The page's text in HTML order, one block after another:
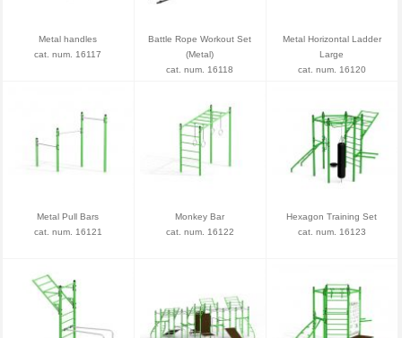
Metal handles
cat. num. 16117
Battle Rope Workout Set
(Metal)
cat. num. 16118
Metal Horizontal Ladder
Large
cat. num. 16120
Metal Pull Bars
cat. num. 16121
Monkey Bar
cat. num. 16122
Hexagon Training Set
cat. num. 16123